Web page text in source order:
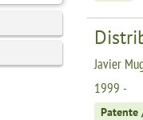
Javier
1999 -